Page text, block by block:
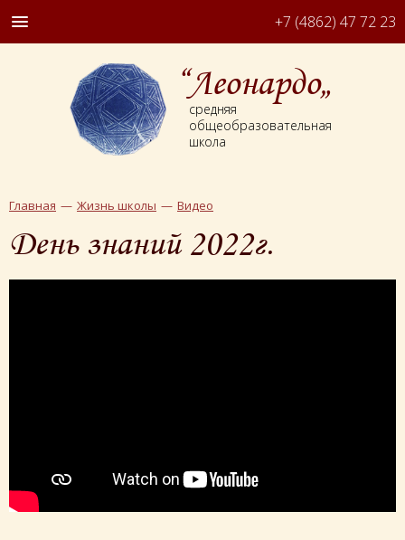
“Леонардо„
средняя
общеобразовательная
школа
+7 (4862) 47 72 23
Главная Жизнь школы Видео
День знаний 2022г.